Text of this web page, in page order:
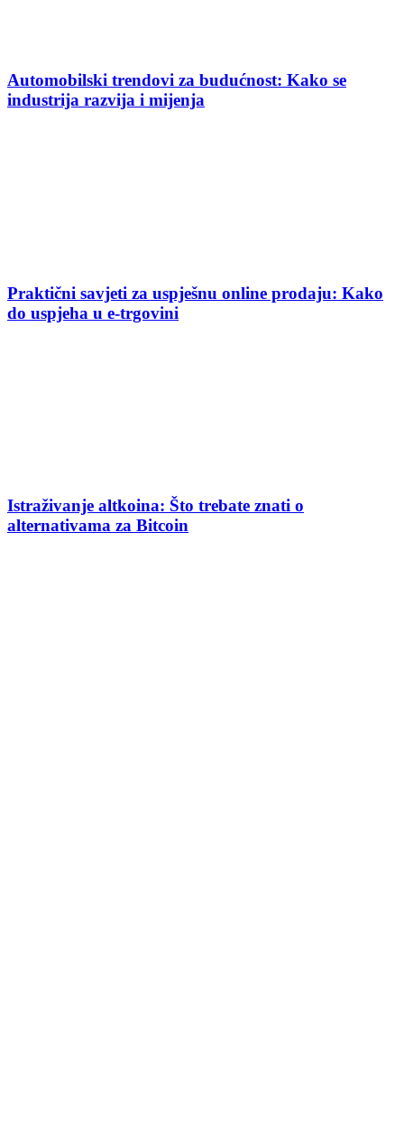
Automobilski trendovi za budućnost: Kako se
industrija razvija i mijenja
Praktični savjeti za uspješnu online prodaju: Kako
do uspjeha u e-trgovini
Istraživanje altkoina: Što trebate znati o
alternativama za Bitcoin